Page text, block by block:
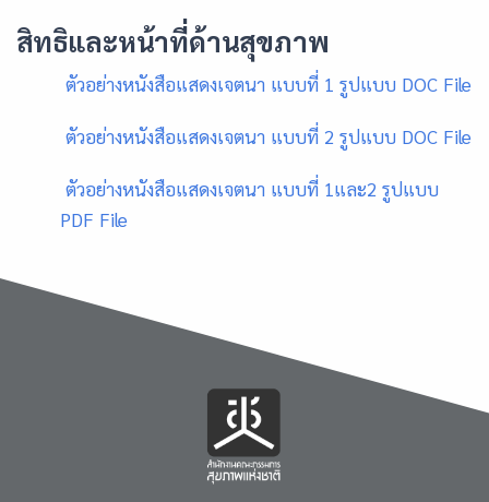
สิทธิและหน้าที่ด้านสุขภาพ
ตัวอย่างหนังสือแสดงเจตนา แบบที่ 1 รูปแบบ DOC File
ตัวอย่างหนังสือแสดงเจตนา แบบที่ 2 รูปแบบ DOC File
ตัวอย่างหนังสือแสดงเจตนา แบบที่ 1และ2 รูปแบบ
PDF File